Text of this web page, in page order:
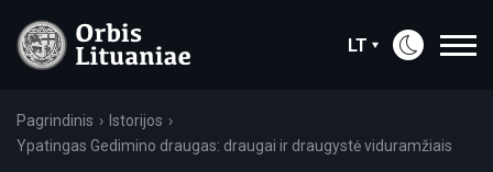
LT
Pagrindinis
Istorijos
Ypatingas Gedimino draugas: draugai ir draugystė viduramžiais